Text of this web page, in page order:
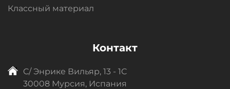
Классный материал
Контакт
C/ Энрике Вильяр, 13 - 1C
30008 Мурсия, Испания